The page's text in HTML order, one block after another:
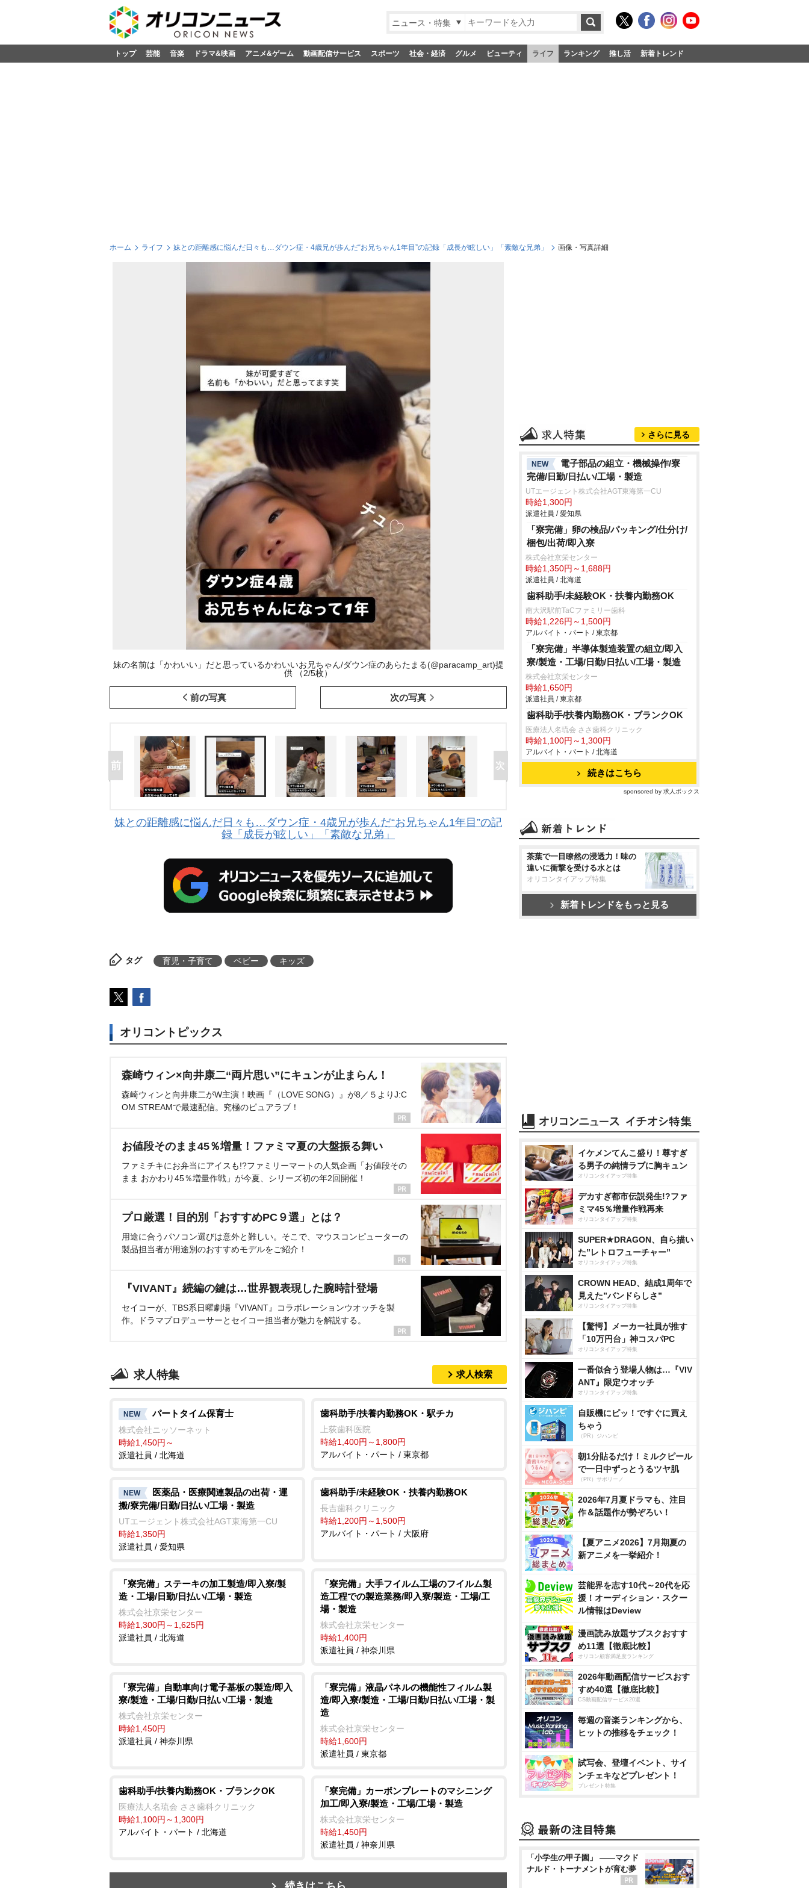
ニュース・特集
トップ 芸能 音楽 ドラマ&映画 アニメ&ゲーム 動画配信サービス スポーツ 社会・経済 グルメ ビューティ ライフ ランキング 推し活 新着トレンド
ホーム ライフ 妹との距離感に悩んだ日々も…ダウン症・4歳兄が歩んだ“お兄ちゃん1年目”の記録「成長が眩しい」「素敵な兄弟」 画像・写真詳細
妹の名前は「かわいい」だと思っているかわいいお兄ちゃん/ダウン症のあらたまる(@paracamp_art)提
供 （2/5枚）
前の写真 次の写真
妹との距離感に悩んだ日々も…ダウン症・4歳兄が歩んだ“お兄ちゃん1年目”の記
録「成長が眩しい」「素敵な兄弟」
タグ 育児・子育て ベビー キッズ
オリコントピックス
森崎ウィン×向井康二“両片思い”にキュンが止まらん！
森崎ウィンと向井康二がW主演！映画『（LOVE SONG）』が8／５よりJ:C
OM STREAMで最速配信。究極のピュアラブ！
お値段そのまま45％増量！ファミマ夏の大盤振る舞い
ファミチキにお弁当にアイスも!?ファミリーマートの人気企画「お値段その
まま おかわり45％増量作戦」が今夏、シリーズ初の年2回開催！
プロ厳選！目的別「おすすめPC９選」とは？
用途に合うパソコン選びは意外と難しい。そこで、マウスコンピューターの
製品担当者が用途別のおすすめモデルをご紹介！
『VIVANT』続編の鍵は…世界観表現した腕時計登場
セイコーが、TBS系日曜劇場『VIVANT』コラボレーションウオッチを製
作。ドラマプロデューサーとセイコー担当者が魅力を解説する。
求人特集 求人検索
NEW パートタイム保育士
株式会社ニッソーネット
時給1,450円～
派遣社員 / 北海道
歯科助手/扶養内勤務OK・駅チカ
上荻歯科医院
時給1,400円～1,800円
アルバイト・パート / 東京都
NEW
医薬品・医療関連製品の出荷・運
搬/寮完備/日勤/日払い/工場・製造
UTエージェント株式会社AGT東海第一CU
時給1,350円
派遣社員 / 愛知県
歯科助手/未経験OK・扶養内勤務OK
長吉歯科クリニック
時給1,200円～1,500円
アルバイト・パート / 大阪府
「寮完備」ステーキの加工製造/即入寮/製
造・工場/日勤/日払い/工場・製造
株式会社京栄センター
時給1,300円～1,625円
派遣社員 / 北海道
「寮完備」大手フイルム工場のフイルム製
造工程での製造業務/即入寮/製造・工場/工
場・製造
株式会社京栄センター
時給1,400円
派遣社員 / 神奈川県
「寮完備」自動車向け電子基板の製造/即入
寮/製造・工場/日勤/日払い/工場・製造
株式会社京栄センター
時給1,450円
派遣社員 / 神奈川県
「寮完備」液晶パネルの機能性フィルム製
造/即入寮/製造・工場/日勤/日払い/工場・製
造
株式会社京栄センター
時給1,600円
派遣社員 / 東京都
歯科助手/扶養内勤務OK・ブランクOK
医療法人名琉会 ささ歯科クリニック
時給1,100円～1,300円
アルバイト・パート / 北海道
「寮完備」カーボンプレートのマシニング
加工/即入寮/製造・工場/工場・製造
株式会社京栄センター
時給1,450円
派遣社員 / 神奈川県
さらに見る
NEW
電子部品の組立・機械操作/寮
完備/日勤/日払い/工場・製造
UTエージェント株式会社AGT東海第一CU
時給1,300円
派遣社員 / 愛知県
「寮完備」卵の検品/パッキング/仕分け/
梱包/出荷/即入寮
株式会社京栄センター
時給1,350円～1,688円
派遣社員 / 北海道
歯科助手/未経験OK・扶養内勤務OK
南大沢駅前TaCファミリー歯科
時給1,226円～1,500円
アルバイト・パート / 東京都
「寮完備」半導体製造装置の組立/即入
寮/製造・工場/日勤/日払い/工場・製造
株式会社京栄センター
時給1,650円
派遣社員 / 東京都
歯科助手/扶養内勤務OK・ブランクOK
医療法人名琉会 ささ歯科クリニック
時給1,100円～1,300円
アルバイト・パート / 北海道
続きはこちら
sponsored by 求人ボックス
茶葉で一目瞭然の浸透力！味の
違いに衝撃を受ける水とは
オリコンタイアップ特集
新着トレンドをもっと見る
イケメンてんこ盛り！尊すぎ
る男子の純情ラブに胸キュン
オリコンタイアップ特集
デカすぎ都市伝説発生!?ファ
ミマ45％増量作戦再来
オリコンタイアップ特集
SUPER★DRAGON、自ら描い
た”レトロフューチャー”
オリコンタイアップ特集
CROWN HEAD、結成1周年で
見えた”バンドらしさ”
オリコンタイアップ特集
【驚愕】メーカー社員が推す
「10万円台」神コスパPC
オリコンタイアップ特集
一番似合う登場人物は…『VIV
ANT』限定ウオッチ
オリコンタイアップ特集
自販機にピッ！ですぐに買え
ちゃう
（PR）ジハンピ
朝1分貼るだけ！ミルクピール
で一日中ずっとうるツヤ肌
（PR）サボリーノ
2026年7月夏ドラマも、注目
作＆話題作が勢ぞろい！
【夏アニメ2026】7月期夏の
新アニメを一挙紹介！
芸能界を志す10代～20代を応
援！オーディション・スクー
ル情報はDeview
漫画読み放題サブスクおすす
め11選【徹底比較】
オリコン顧客満足度ランキング
2026年動画配信サービスおす
すめ40選【徹底比較】
CS動画配信サービス20選
毎週の音楽ランキングから、
ヒットの推移をチェック！
試写会、登壇イベント、サイ
ンチェキなどプレゼント！
プレゼント特集
「小学生の甲子園」 ――マクド
ナルド・トーナメントが育む夢